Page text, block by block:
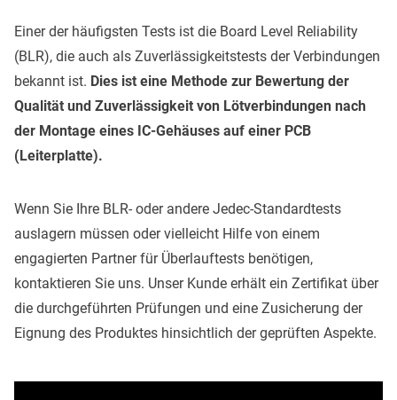
Einer der häufigsten Tests ist die Board Level Reliability
(BLR), die auch als Zuverlässigkeitstests der Verbindungen
bekannt ist. Dies ist eine Methode zur Bewertung der
Qualität und Zuverlässigkeit von Lötverbindungen nach
der Montage eines IC-Gehäuses auf einer PCB
(Leiterplatte).
Wenn Sie Ihre BLR- oder andere Jedec-Standardtests
auslagern müssen oder vielleicht Hilfe von einem
engagierten Partner für Überlauftests benötigen,
kontaktieren Sie uns. Unser Kunde erhält ein Zertifikat über
die durchgeführten Prüfungen und eine Zusicherung der
Eignung des Produktes hinsichtlich der geprüften Aspekte.